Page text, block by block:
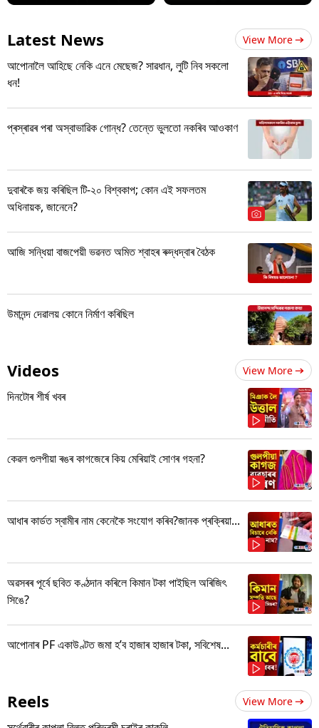
Latest News View More
আপোনালৈ আহিছে নেকি এনে মেছেজ? সাৱধান, লুটি নিব সকলো
ধন!
প্ৰস্ৰাৱৰ পৰা অস্বাভাৱিক গোন্ধ? তেন্তে ভুলতো নকৰিব আওকাণ
দুবাৰকৈ জয় কৰিছিল টি-২০ বিশ্বকাপ; কোন এই সফলতম
অধিনায়ক, জানেনে?
আজি সন্ধিয়া বাজপেয়ী ভৱনত অমিত শ্বাহৰ ৰুদ্ধদ্বাৰ বৈঠক
উমানন্দ দেৱালয় কোনে নিৰ্মাণ কৰিছিল
Videos View More
দিনটোৰ শীৰ্ষ খবৰ
কেৱল গুলপীয়া ৰঙৰ কাগজেৰে কিয় মেৰিয়াই সোণৰ গহনা?
আধাৰ কাৰ্ডত স্বামীৰ নাম কেনেকৈ সংযোগ কৰিব?জানক প্ৰক্ৰিয়া...
অৱসৰৰ পূৰ্বে ছবিত কণ্ঠদান কৰিলে কিমান টকা পাইছিল অৰিজিৎ
সিঙে?
আপোনাৰ PF একাউণ্টত জমা হ’ব হাজাৰ হাজাৰ টকা, সবিশেষ...
Reels View More